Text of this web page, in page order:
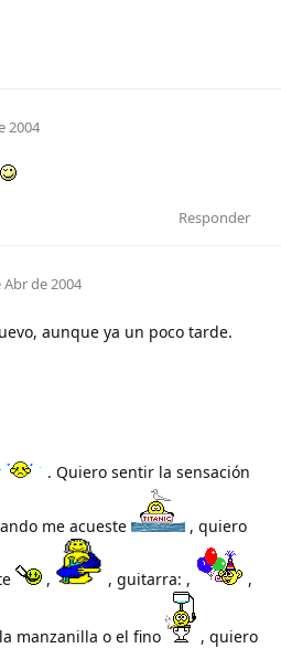
2004
Responder
Abr de 2004
aunque ya un poco tarde.
. Quiero sentir la sensación
me acueste , quiero
, , guitarra: , ,
manzanilla o el fino , quiero